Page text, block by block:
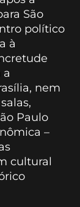
São
político
à
a
nem
Paulo
–
cultural